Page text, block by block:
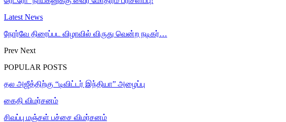
Latest News
நோர்வே திரைப்பட விழாவில் விருது வென்ற நடிகர்…
Prev Next
POPULAR POSTS
தல அஜீத்திற்கு “டிவிட்டர் இந்தியா” அழைப்பு
கைதி விமர்சனம்
சிவப்பு மஞ்சள் பச்சை விமர்சனம்